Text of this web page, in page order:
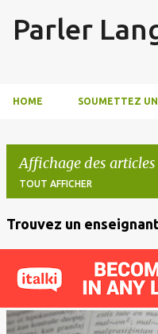
Parler
HOME SOUMETTEZ
Affichage des
TOUT AFFICHER
i
c
Trouvez un